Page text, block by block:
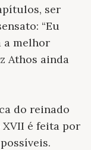
ser
“Eu
a melhor
Athos ainda
do reinado
é feita por